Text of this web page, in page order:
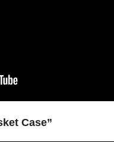
Case”